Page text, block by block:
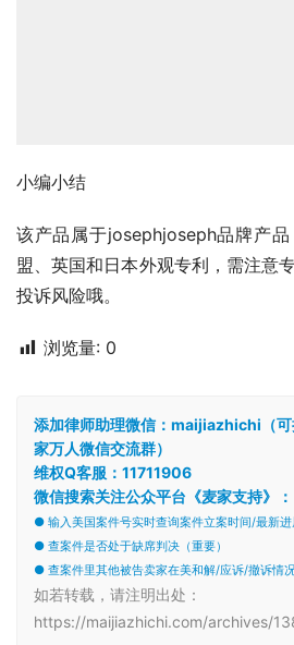
小编小结
该产品属于josephjoseph品牌产
盟、英国和日本外观专利，需注意
投诉风险哦。
浏览量: 0
添加律师助理微信：maijiazhichi（
家万人微信交流群）
维权Q客服：11711906
微信搜索关注公众平台《麦家支持》：
● 输入美国案件号实时查询案件立案时间/最新进
● 查案件是否处于缺席判决（重要）
● 查案件里其他被告卖家在美和解/应诉/撤诉情
如若转载，请注明出处：
https://maijiazhichi.com/archives/